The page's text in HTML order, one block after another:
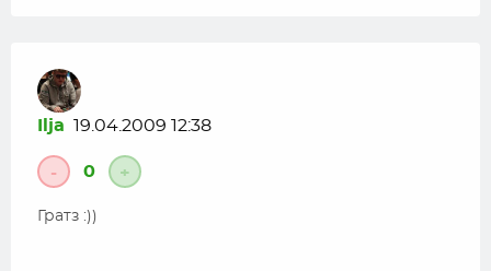
Ilja 19.04.2009 12:38
- 0 +
Гратз :))